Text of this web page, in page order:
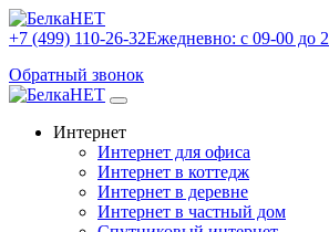
+7 (499) 110-26-32Ежедневно: с 09-00 до
Обратный звонок
Интернет
Интернет для офиса
Интернет в коттедж
Интернет в деревне
Интернет в частный дом